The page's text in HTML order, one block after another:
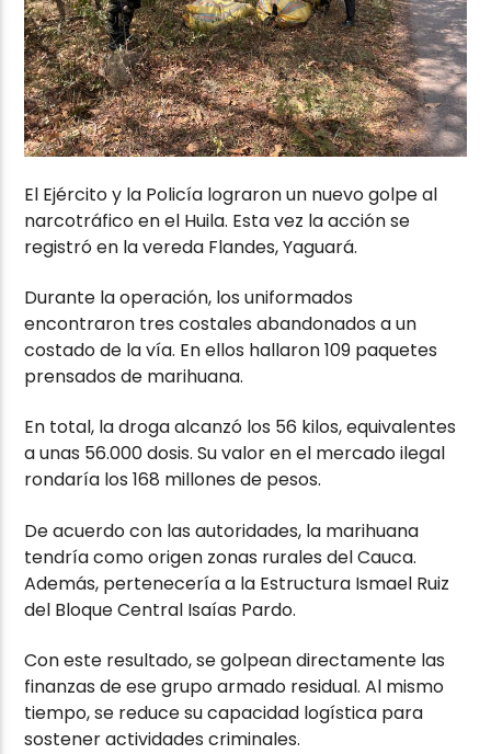
El Ejército y la Policía lograron un nuevo golpe al
narcotráfico en el Huila. Esta vez la acción se
registró en la vereda Flandes, Yaguará.
Durante la operación, los uniformados
encontraron tres costales abandonados a un
costado de la vía. En ellos hallaron 109 paquetes
prensados de marihuana.
En total, la droga alcanzó los 56 kilos, equivalentes
a unas 56.000 dosis. Su valor en el mercado ilegal
rondaría los 168 millones de pesos.
De acuerdo con las autoridades, la marihuana
tendría como origen zonas rurales del Cauca.
Además, pertenecería a la Estructura Ismael Ruiz
del Bloque Central Isaías Pardo.
Con este resultado, se golpean directamente las
finanzas de ese grupo armado residual. Al mismo
tiempo, se reduce su capacidad logística para
sostener actividades criminales.